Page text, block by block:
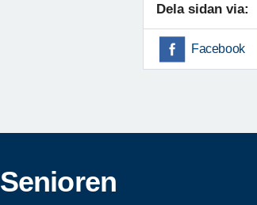
Dela sidan via:
Facebook
Senioren